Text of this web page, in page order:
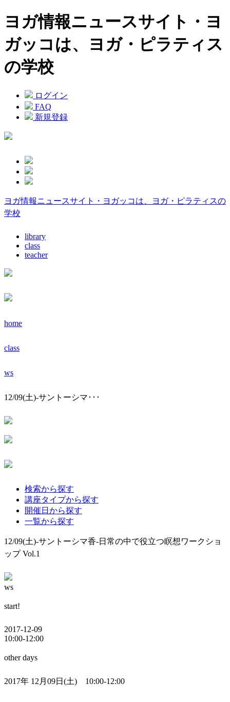
ヨガ情報ニュースサイト・ヨ
ガッコは、ヨガ・ピラティス
の学校
ログイン
FAQ
新規登録
ヨガ情報ニュースサイト・ヨガッコは、ヨガ・ピラティスの
学校
library
class
teacher
home
class
ws
12/09(土)-サントーシマ･･･
検索から探す
講座タイプから探す
開催日から探す
一覧から探す
12/09(土)-サントーシマ香-日常の中で役立つ瞑想ワークショ
ップ Vol.1
ws
start!
2017-12-09
10:00-12:00
other days
2017年 12月09日(土) 10:00-12:00